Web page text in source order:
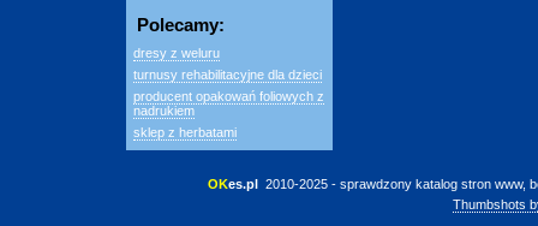
Polecamy:
dresy z weluru
turnusy rehabilitacyjne dla dzieci
producent opakowań foliowych z
nadrukiem
sklep z herbatami
OKes.pl 2010-2025 - sprawdzony katalog stron www,
Thumbshots